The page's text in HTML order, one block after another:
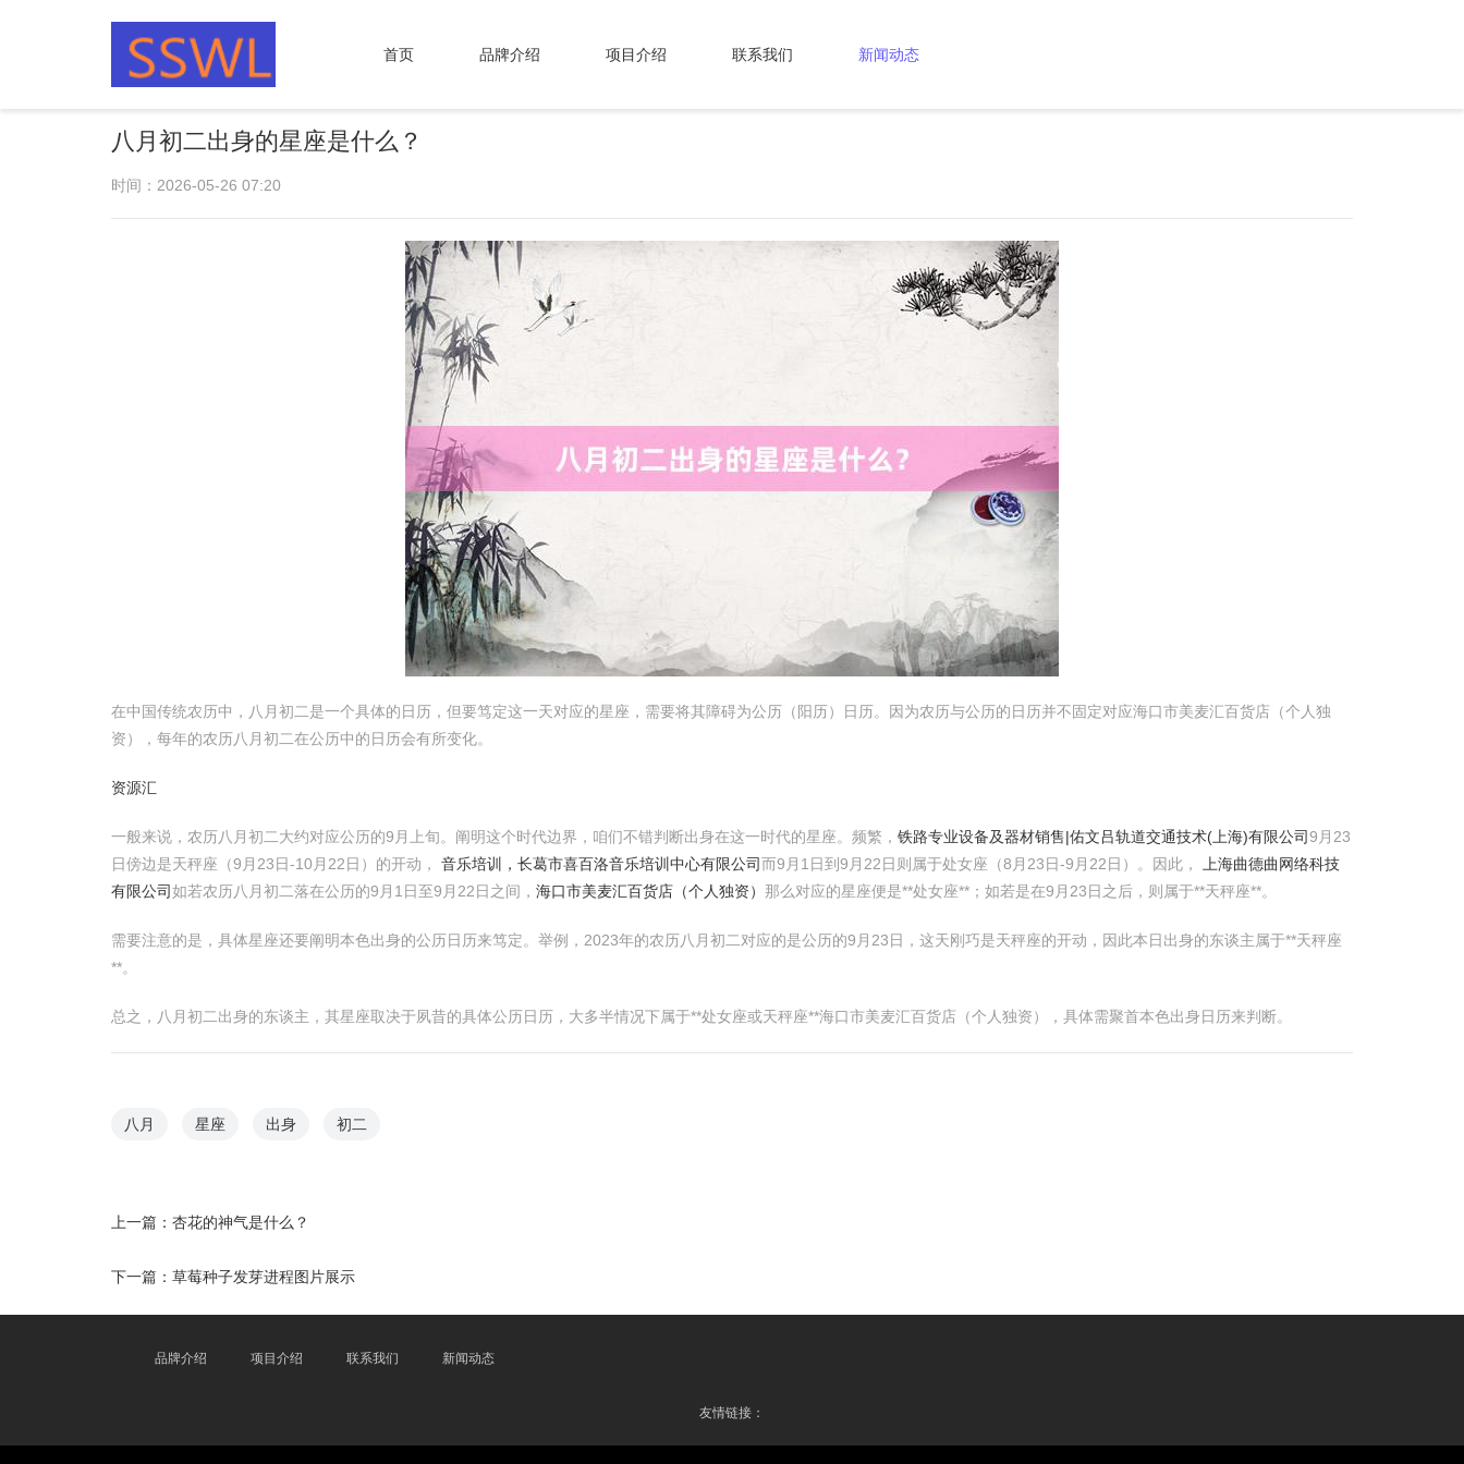
首页 品牌介绍 项目介绍 联系我们 新闻动态
八月初二出身的星座是什么？
时间：2026-05-26 07:20
在中国传统农历中，八月初二是一个具体的日历，但要笃定这一天对应的星座，需要将其障碍为公历（阳历）日历。因为农历与公历的日历并不固定对应海口市美麦汇百货店（个人独
资），每年的农历八月初二在公历中的日历会有所变化。
资源汇
一般来说，农历八月初二大约对应公历的9月上旬。阐明这个时代边界，咱们不错判断出身在这一时代的星座。频繁， 铁路专业设备及器材销售|佑文吕轨道交通技术(上海)有限公司9月23
日傍边是天秤座（9月23日-10月22日）的开动， 音乐培训，长葛市喜百洛音乐培训中心有限公司而9月1日到9月22日则属于处女座（8月23日-9月22日）。因此，
上海曲德曲网络科技
有限公司如若农历八月初二落在公历的9月1日至9月22日之间， 海口市美麦汇百货店（个人独资） 那么对应的星座便是**处女座**；如若是在9月23日之后，则属于**天秤座**。
需要注意的是，具体星座还要阐明本色出身的公历日历来笃定。举例，2023年的农历八月初二对应的是公历的9月23日，这天刚巧是天秤座的开动，因此本日出身的东谈主属于**天秤座
**。
总之，八月初二出身的东谈主，其星座取决于夙昔的具体公历日历，大多半情况下属于**处女座或天秤座**海口市美麦汇百货店（个人独资），具体需聚首本色出身日历来判断。
八月 星座 出身 初二
上一篇： 杏花的神气是什么？
下一篇： 草莓种子发芽进程图片展示
品牌介绍 项目介绍 联系我们 新闻动态
友情链接：